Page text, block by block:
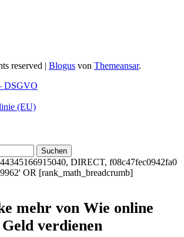
reserved | Blogus von Themeansar.
DSGVO
(EU)
DIRECT, f08c47fec0942fa0
OR [rank_math_breadcrumb]
mehr von Wie online
Geld verdienen